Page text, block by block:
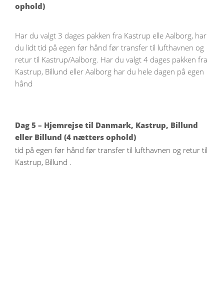
ophold)
Har du valgt 3 dages pakken fra Kastrup elle Aalborg, har
du lidt tid på egen før hånd før transfer til lufthavnen og
retur til Kastrup/Aalborg. Har du valgt 4 dages pakken fra
Kastrup, Billund eller Aalborg har du hele dagen på egen
hånd
Dag 5 – Hjemrejse til Danmark, Kastrup, Billund
eller Billund (4 nætters ophold)
tid på egen før hånd før transfer til lufthavnen og retur til
Kastrup, Billund .